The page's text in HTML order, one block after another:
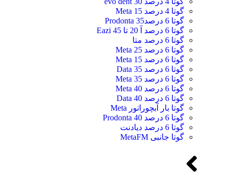
گوتا 4 درصد 15 Meta
گوتا 6 درصد35 Prodonta
گوتا 6 درصد آ 20 تا 45 Eazi
گوتا 6 درصد متا
گوتا 6 درصد 25 Meta
گوتا 6 درصد 15 Meta
گوتا 6 درصد 35 Data
گوتا 6 درصد 35 Meta
گوتا 6 درصد 40 Meta
گوتا 6 درصد 40 Data
گوتا بار آبچوراتور Meta
گوتا 6 درصد 40 Prodonta
گوتا 6 درصد دیادنت
گوتا جانبی MetaFM